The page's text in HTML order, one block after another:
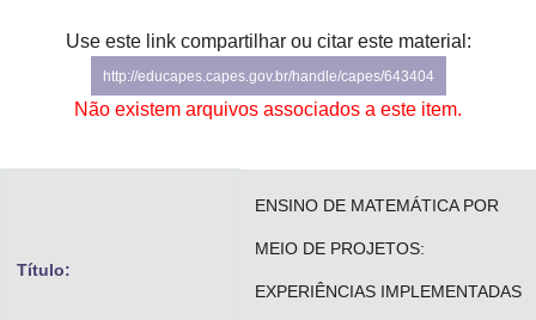
Gabinete de Segurança Institucional
Use este link compartilhar ou citar este material:
http://educapes.capes.gov.br/handle/capes/643404
Não existem arquivos associados a este item.
Título:
ENSINO DE MATEMÁTICA POR
MEIO DE PROJETOS:
EXPERIÊNCIAS IMPLEMENTADAS